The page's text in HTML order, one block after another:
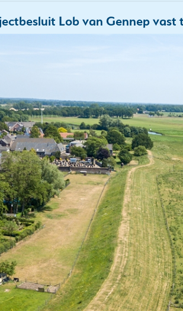
Lob van Gennep vast